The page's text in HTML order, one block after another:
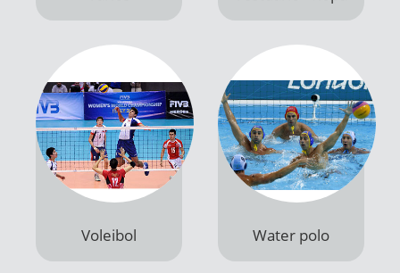
Productos
Voleibol
Productos
Water polo